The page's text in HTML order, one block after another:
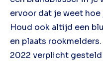
ervoor dat je weet
Houd ook altijd een
en plaats
2022 verplicht